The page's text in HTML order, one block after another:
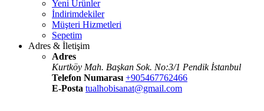
Yeni Ürünler
İndirimdekiler
Müşteri Hizmetleri
Sepetim
Adres & İletişim
Adres
Kurtköy Mah. Başkan Sok. No:3/1 Pendik İstanbul
Telefon Numarası +905467762466
E-Posta tualhobisanat@gmail.com